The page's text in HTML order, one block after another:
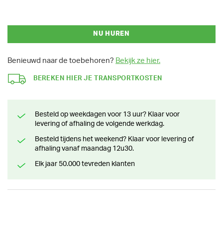
NU HUREN
Benieuwd naar de toebehoren? Bekijk ze hier.
BEREKEN HIER JE TRANSPORTKOSTEN
Besteld op weekdagen voor 13 uur? Klaar voor
levering of afhaling de volgende werkdag.
Besteld tijdens het weekend? Klaar voor levering of
afhaling vanaf maandag 12u30.
Elk jaar 50.000 tevreden klanten